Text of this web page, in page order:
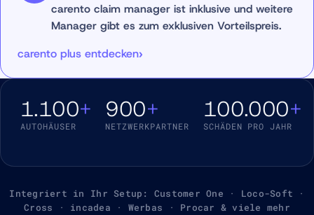
carento claim manager ist inklusive und weitere
Manager gibt es zum exklusiven Vorteilspreis.
carento plus entdecken
1.100+
AUTOHÄUSER
900+
NETZWERKPARTNER
100.000+
SCHÄDEN PRO JAHR
Integriert in Ihr Setup: Customer One · Loco-Soft ·
Cross · incadea · Werbas · Procar & viele mehr